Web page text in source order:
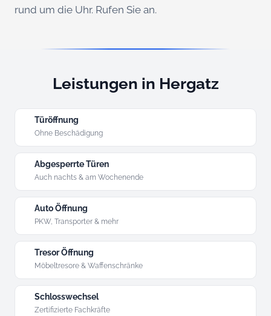
rund um die Uhr. Rufen Sie an.
Leistungen in Hergatz
Türöffnung
Ohne Beschädigung
Abgesperrte Türen
Auch nachts & am Wochenende
Auto Öffnung
PKW, Transporter & mehr
Tresor Öffnung
Möbeltresore & Waffenschränke
Schlosswechsel
Zertifizierte Fachkräfte